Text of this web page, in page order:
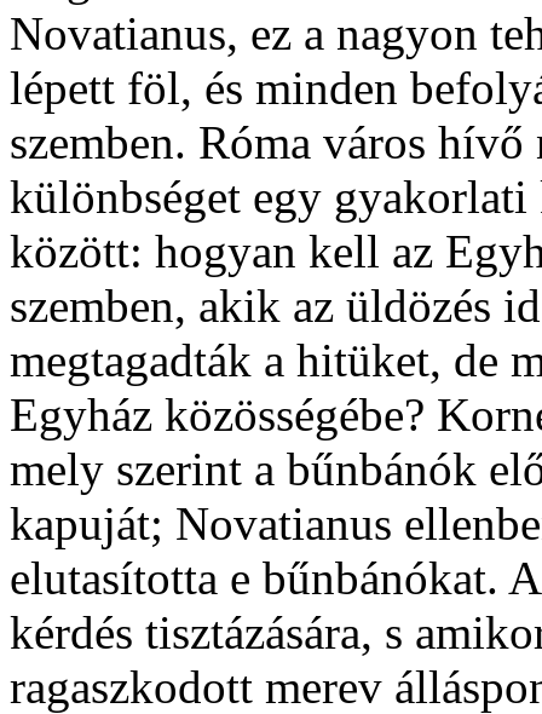
Novatianus, ez a nagyon
lépett föl, és minden
szemben. Róma város
különbséget egy
között: hogyan kell az
szemben, akik az üldözés
megtagadták a hitüket, de
Egyház közösségébe?
mely szerint a bűnbánók
kapuját; Novatianus
elutasította e bűnbánókat.
kérdés tisztázására, s
ragaszkodott merev